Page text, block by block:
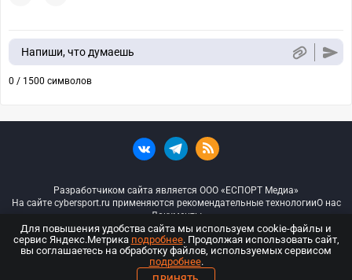
Напиши, что думаешь
0 / 1500 символов
Разработчиком сайта является ООО «ЕСПОРТ Медиа»
На сайте cybersport.ru применяются рекомендательные технологииО нас
Документы
© ООО «Киберспорт.ру» — Все права защищены
18+
Для повышения удобства сайта мы используем cookie-файлы и
сервис Яндекс.Метрика подробнее. Продолжая использовать сайт,
вы соглашаетесь на обработку файлов, используемых сервисом
подробнее.